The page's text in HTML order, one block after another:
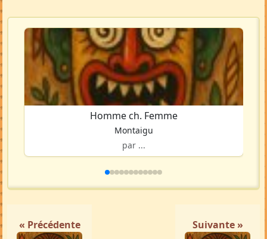
Homme ch. Femme
Montaigu
par ...
« Précédente Suivante »